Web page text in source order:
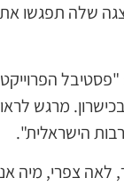
שלה תפגשו את
מרגש
הישראלית".
צפרי, מיה